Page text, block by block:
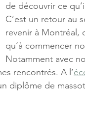
de découvrir ce
C’est un retour au
revenir à Montréal,
qu’à commencer
Notamment avec
rencontrés. A l’
diplôme de